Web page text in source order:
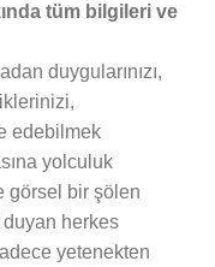
tüm bilgileri ve
duygularınızı,
edebilmek
yolculuk
görsel bir şölen
duyan herkes
yetenekten